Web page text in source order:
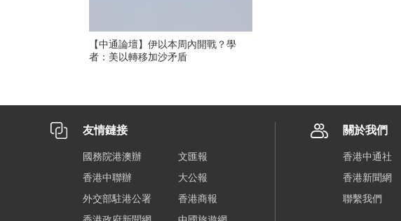
【中通論壇】伊以本周內開戰？學
者：美以轉移加沙矛盾
友情鏈接
國務院港澳辦
文匯報
香港中聯辦
大公報
外交部駐港公署
香港商報
關於我們
香港中通社
香港新聞網
聯繫我們